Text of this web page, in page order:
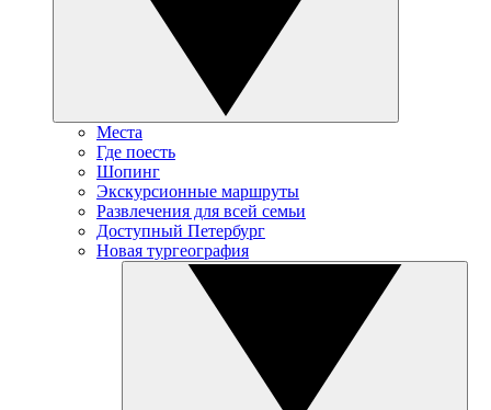
Места
Где поесть
Шопинг
Экскурсионные маршруты
Развлечения для всей семьи
Доступный Петербург
Новая тургеография